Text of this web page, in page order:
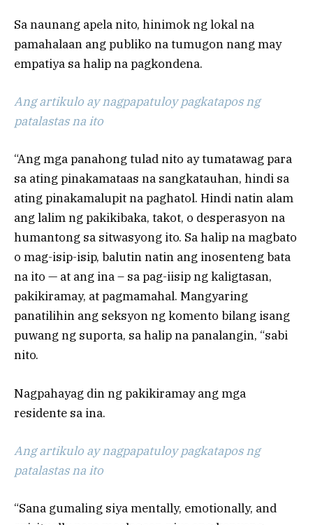
Sa naunang apela nito, hinimok ng lokal na
pamahalaan ang publiko na tumugon nang may
empatiya sa halip na pagkondena.
Ang artikulo ay nagpapatuloy pagkatapos ng
patalastas na ito
“Ang mga panahong tulad nito ay tumatawag para
sa ating pinakamataas na sangkatauhan, hindi sa
ating pinakamalupit na paghatol. Hindi natin alam
ang lalim ng pakikibaka, takot, o desperasyon na
humantong sa sitwasyong ito. Sa halip na magbato
o mag-isip-isip, balutin natin ang inosenteng bata
na ito — at ang ina – sa pag-iisip ng kaligtasan,
pakikiramay, at pagmamahal. Mangyaring
panatilihin ang seksyon ng komento bilang isang
puwang ng suporta, sa halip na panalangin, “sabi
nito.
Nagpahayag din ng pakikiramay ang mga
residente sa ina.
Ang artikulo ay nagpapatuloy pagkatapos ng
patalastas na ito
“Sana gumaling siya mentally, emotionally, and